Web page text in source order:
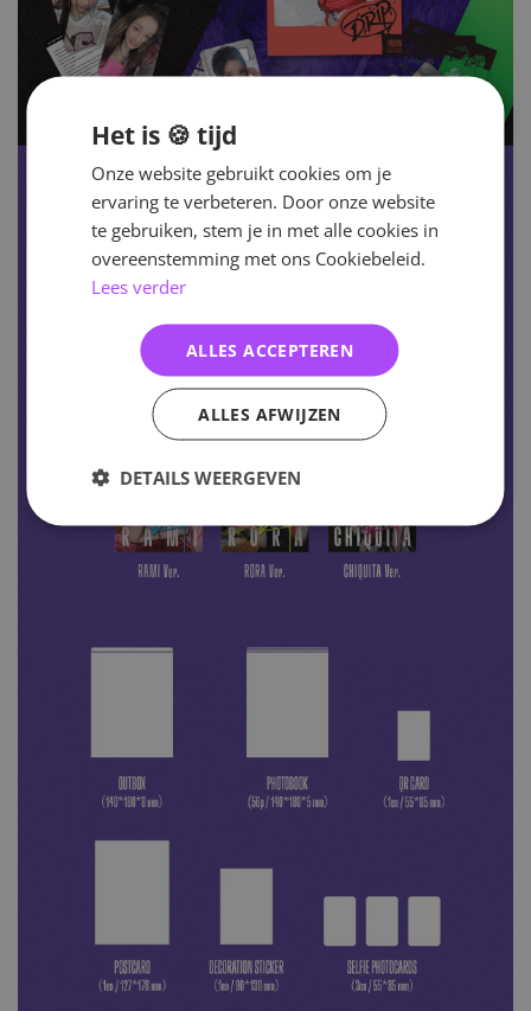
Het is 🍪 tijd
Onze website gebruikt cookies om je
ervaring te verbeteren. Door onze website
te gebruiken, stem je in met alle cookies in
overeenstemming met ons Cookiebeleid.
Lees verder
ALLES ACCEPTEREN
ALLES AFWIJZEN
DETAILS WEERGEVEN